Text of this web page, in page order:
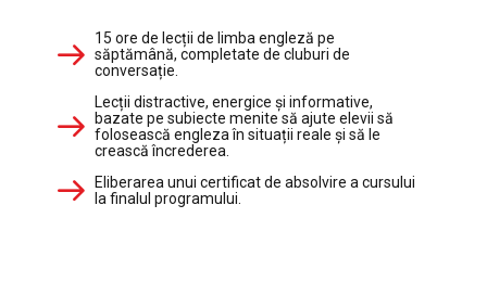
15 ore de lecții de limba engleză pe
săptămână, completate de cluburi de
conversație.
Lecții distractive, energice și informative,
bazate pe subiecte menite să ajute elevii să
folosească engleza în situații reale și să le
crească încrederea.
Eliberarea unui certificat de absolvire a cursului
la finalul programului.